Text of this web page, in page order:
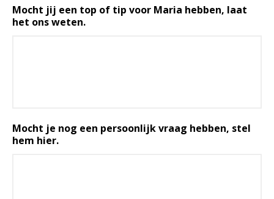
Mocht jij een top of tip voor Maria hebben, laat
het ons weten.
Mocht je nog een persoonlijk vraag hebben, stel
hem hier.